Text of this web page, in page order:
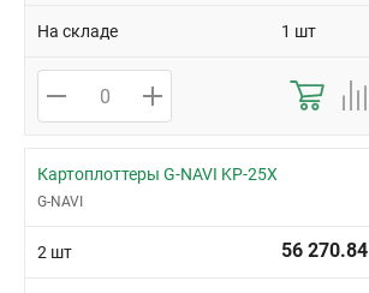
На складе 1 шт
Картоплоттеры G-NAVI KP-25X
G-NAVI
2 шт 56 270.84